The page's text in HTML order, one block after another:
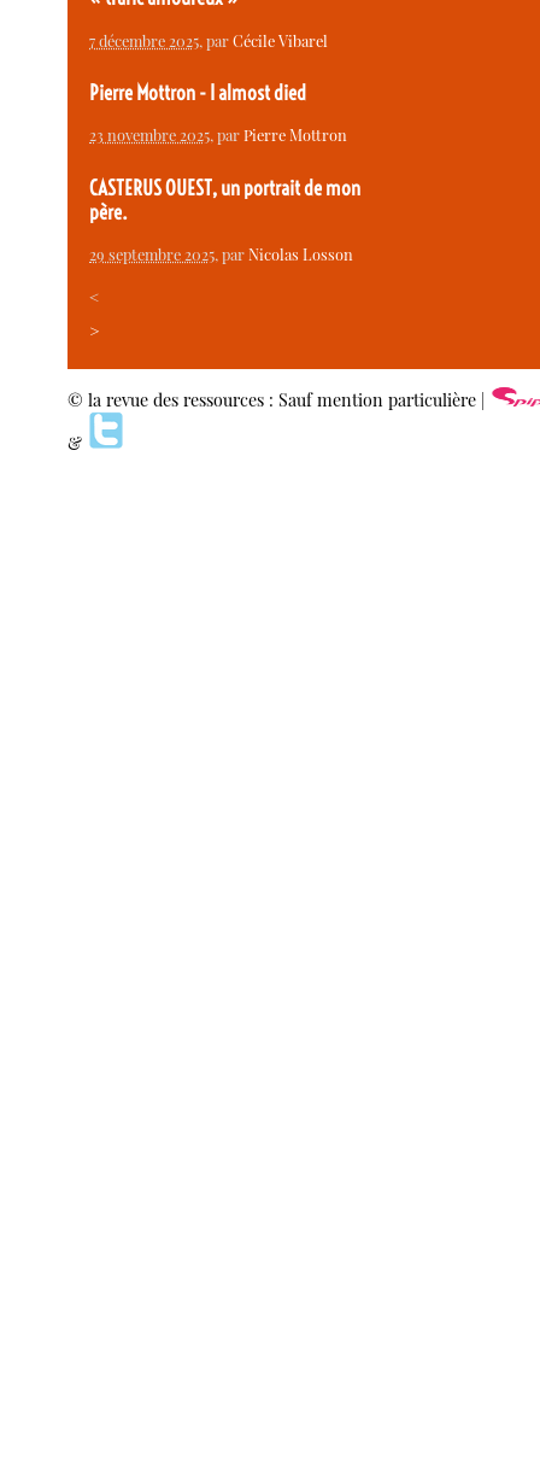
7 décembre 2025, parCécile Vibarel
Pierre Mottron - I almost died
23 novembre 2025, parPierre Mottron
CASTERUS OUEST, un portrait de mon
père.
29 septembre 2025, parNicolas Losson
<
>
© la revue des ressources : Sauf mention particulière |
&